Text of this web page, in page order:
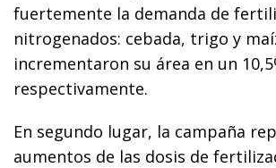
fuertemente la demanda de
nitrogenados: cebada, trigo y
incrementaron su área en un
respectivamente.
En segundo lugar, la campaña
aumentos de las dosis de